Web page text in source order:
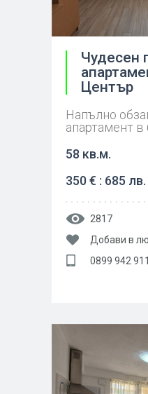
Чудесен
Център
Напълно
апартамент в
58 кв.м.
350 € : 685 лв.
2817
Добави в
0899 942